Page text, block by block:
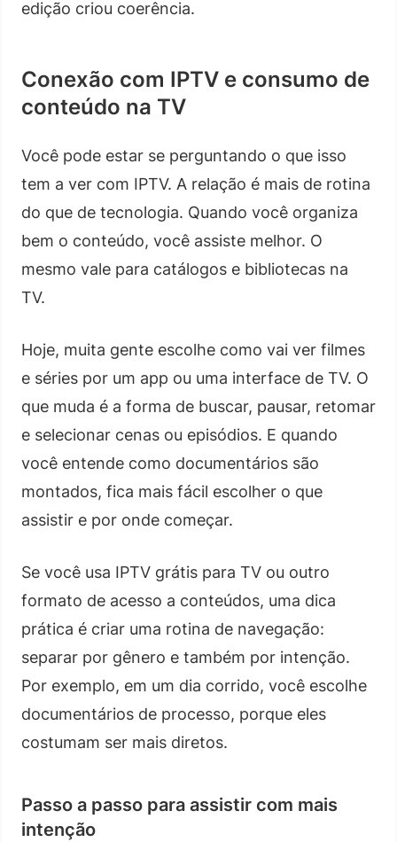
edição criou coerência.
Conexão com IPTV e consumo de
conteúdo na TV
Você pode estar se perguntando o que isso
tem a ver com IPTV. A relação é mais de rotina
do que de tecnologia. Quando você organiza
bem o conteúdo, você assiste melhor. O
mesmo vale para catálogos e bibliotecas na
TV.
Hoje, muita gente escolhe como vai ver filmes
e séries por um app ou uma interface de TV. O
que muda é a forma de buscar, pausar, retomar
e selecionar cenas ou episódios. E quando
você entende como documentários são
montados, fica mais fácil escolher o que
assistir e por onde começar.
Se você usa IPTV grátis para TV ou outro
formato de acesso a conteúdos, uma dica
prática é criar uma rotina de navegação:
separar por gênero e também por intenção.
Por exemplo, em um dia corrido, você escolhe
documentários de processo, porque eles
costumam ser mais diretos.
Passo a passo para assistir com mais
intenção